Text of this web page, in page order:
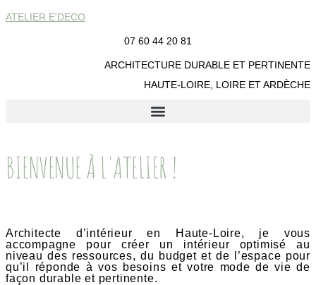
ATELIER E'DECO
07 60 44 20 81
ARCHITECTURE DURABLE ET PERTINENTE
HAUTE-LOIRE, LOIRE ET ARDÈCHE
BIENVENUE À L'ATELIER !
Architecte d’intérieur en Haute-Loire, je vous
accompagne pour créer un intérieur optimisé au
niveau des ressources, du budget et de l’espace pour
qu’il réponde à vos besoins et votre mode de vie de
façon durable et pertinente.